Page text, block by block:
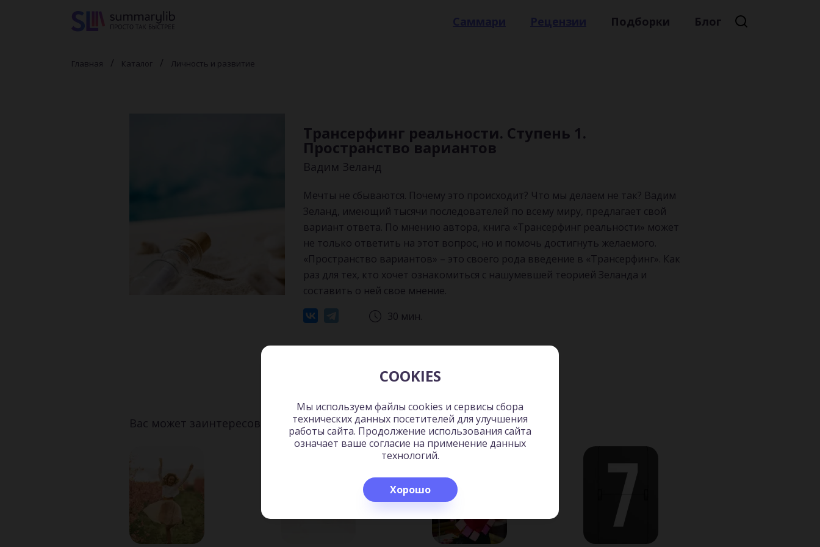
Русская литература
Подборки Блог
Главная Каталог Личность и развитие
Трансерфинг реальности. Ступень 1.
Пространство вариантов
Вадим Зеланд
Мечты не сбываются. Почему это происходит? Что мы делаем не так? Вадим
Зеланд, имеющий тысячи последователей по всему миру, предлагает свой
вариант ответа. По мнению автора, книга «Трансерфинг реальности» может
не только ответить на этот вопрос, но и помочь достигнуть желаемого.
«Пространство вариантов» – это своего рода введение в «Трансерфинг». Как
раз для тех, кто хочет ознакомиться с нашумевшей теорией Зеланда и
составить о ней свое мнение.
30 мин.
Вас может заинтересовать:
COOKIES
Мы используем файлы cookies и сервисы сбора
технических данных посетителей для улучшения
работы сайта. Продолжение использования сайта
означает ваше согласие на применение данных
технологий.
Хорошо